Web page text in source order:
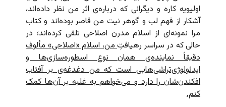
اولیویه کاره و دیگرانی که درباره‌ی اثر من نظر داده‌اند،
آشکار از فهم لب و گوهر نیت من قاصر بوده‌اند و کتاب
مرا نمونه‌ای از اسلام مدرن اصلاحی تلقی کرده‌اند؛ در
حالی که در سراسر رهیافتِمن، اسلام «اصلاحی» مألوف
دقیقاً نماینده‌ی همان نوع اسطوره‌سازی‌ها و
ایدئولوژی‌تراشی‌هایی است که من دغدغه‌ی بر آفتاب
افکندن‌شان را دارد و می‌خواهم به غلبه بر آن‌ها کمک
کنم.